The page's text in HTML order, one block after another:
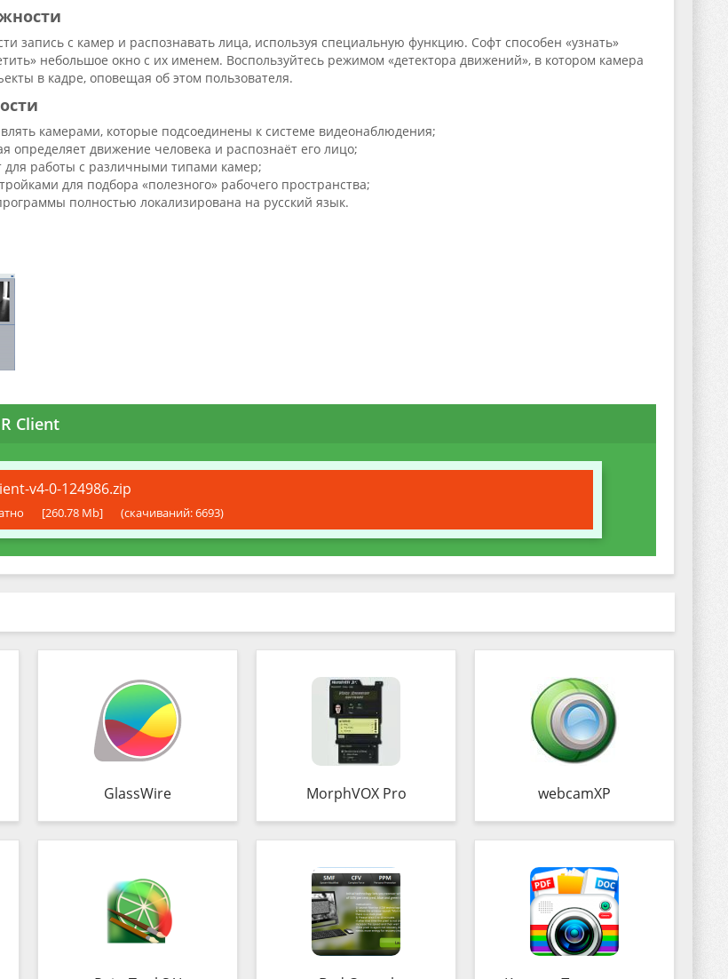
запись с камер и распознавать лица, используя специальную функцию. Софт способен «узнать»
небольшое окно с их именем. Воспользуйтесь режимом «детектора движений», в котором камера
в кадре, оповещая об этом пользователя.
камерами, которые подсоединены к системе видеонаблюдения;
определяет движение человека и распознаёт его лицо;
для работы с различными типами камер;
для подбора «полезного» рабочего пространства;
полностью локализирована на русский язык.
Client
v4-0-124986.zip
[260.78 Mb] (cкачиваний: 6693)
GlassWire MorphVOX Pro webcamXP